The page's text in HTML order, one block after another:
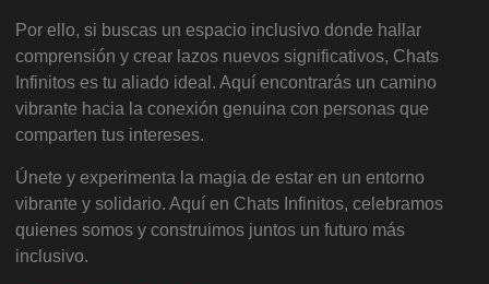
Por ello, si buscas un espacio inclusivo donde hallar
comprensión y crear lazos nuevos significativos, Chats
Infinitos es tu aliado ideal. Aquí encontrarás un camino
vibrante hacia la conexión genuina con personas que
comparten tus intereses.
Únete y experimenta la magia de estar en un entorno
vibrante y solidario. Aquí en Chats Infinitos, celebramos
quienes somos y construimos juntos un futuro más
inclusivo.